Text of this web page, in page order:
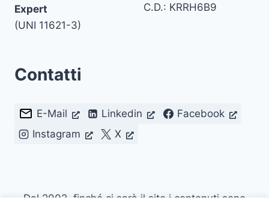
Expert
(UNI 11621-3)
C.D.: KRRH6B9
Contatti
E-Mail Linkedin
Facebook
Instagram
X
Dal 2002, finché ci sarà il sito i contenuti sono